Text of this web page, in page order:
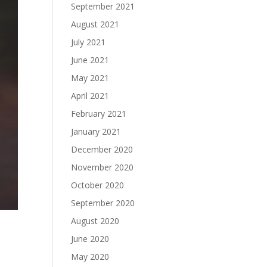
September 2021
August 2021
July 2021
June 2021
May 2021
April 2021
February 2021
January 2021
December 2020
November 2020
October 2020
September 2020
August 2020
June 2020
May 2020